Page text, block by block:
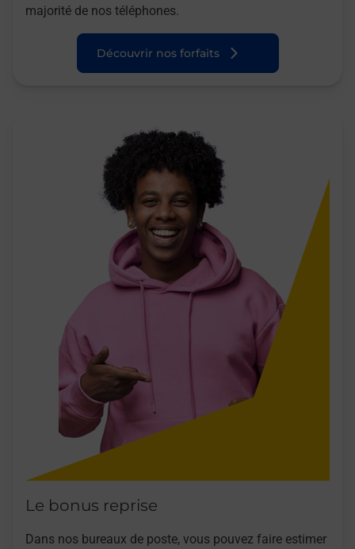
majorité de nos téléphones.
Découvrir nos forfaits
Le bonus reprise
Dans nos bureaux de poste, vous pouvez faire estimer